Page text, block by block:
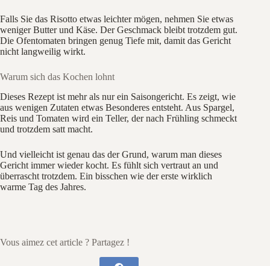
Falls Sie das Risotto etwas leichter mögen, nehmen Sie etwas
weniger Butter und Käse. Der Geschmack bleibt trotzdem gut.
Die Ofentomaten bringen genug Tiefe mit, damit das Gericht
nicht langweilig wirkt.
Warum sich das Kochen lohnt
Dieses Rezept ist mehr als nur ein Saisongericht. Es zeigt, wie
aus wenigen Zutaten etwas Besonderes entsteht. Aus Spargel,
Reis und Tomaten wird ein Teller, der nach Frühling schmeckt
und trotzdem satt macht.
Und vielleicht ist genau das der Grund, warum man dieses
Gericht immer wieder kocht. Es fühlt sich vertraut an und
überrascht trotzdem. Ein bisschen wie der erste wirklich
warme Tag des Jahres.
Vous aimez cet article ? Partagez !